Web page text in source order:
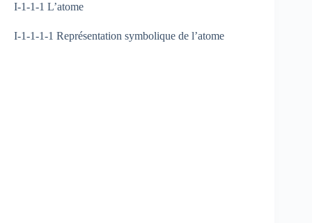
I-1-1-1 L’atome
I-1-1-1-1 Représentation symbolique de l’atome